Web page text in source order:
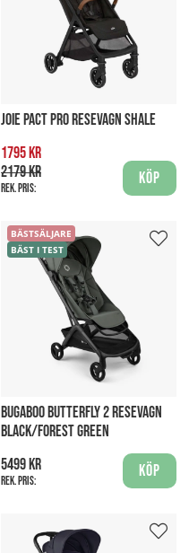
JOIE PACT PRO RESEVAGN SHALE
1795 kr
2179 kr
Rek. pris:
Köp
BÄSTSÄLJARE
BÄST I TEST
BUGABOO BUTTERFLY 2 RESEVAGN
BLACK/FOREST GREEN
5499 kr
Rek. pris:
Köp